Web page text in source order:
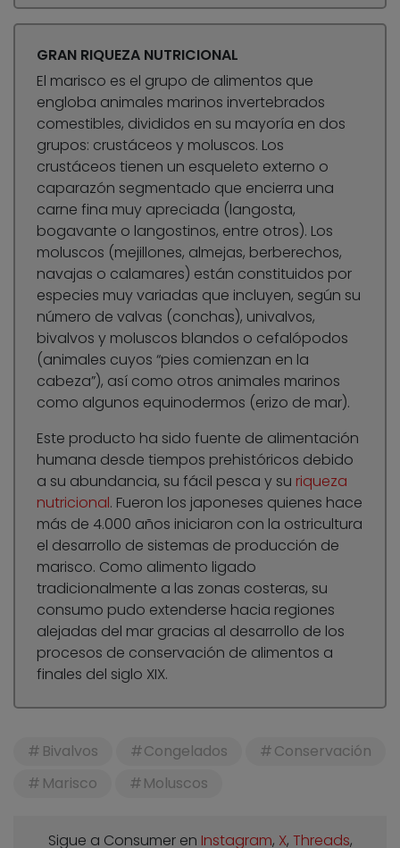
GRAN RIQUEZA NUTRICIONAL
El marisco es el grupo de alimentos que
engloba animales marinos invertebrados
comestibles, divididos en su mayoría en dos
grupos: crustáceos y moluscos. Los
crustáceos tienen un esqueleto externo o
caparazón segmentado que encierra una
carne fina muy apreciada (langosta,
bogavante o langostinos, entre otros). Los
moluscos (mejillones, almejas, berberechos,
navajas o calamares) están constituidos por
especies muy variadas que incluyen, según su
número de valvas (conchas), univalvos,
bivalvos y moluscos blandos o cefalópodos
(animales cuyos “pies comienzan en la
cabeza”), así como otros animales marinos
como algunos equinodermos (erizo de mar).
Este producto ha sido fuente de alimentación
humana desde tiempos prehistóricos debido
a su abundancia, su fácil pesca y su riqueza
nutricional. Fueron los japoneses quienes hace
más de 4.000 años iniciaron con la ostricultura
el desarrollo de sistemas de producción de
marisco. Como alimento ligado
tradicionalmente a las zonas costeras, su
consumo pudo extenderse hacia regiones
alejadas del mar gracias al desarrollo de los
procesos de conservación de alimentos a
finales del siglo XIX.
Bivalvos Congelados
Conservación
Marisco
Moluscos
Sigue a Consumer en Instagram, X, Threads,